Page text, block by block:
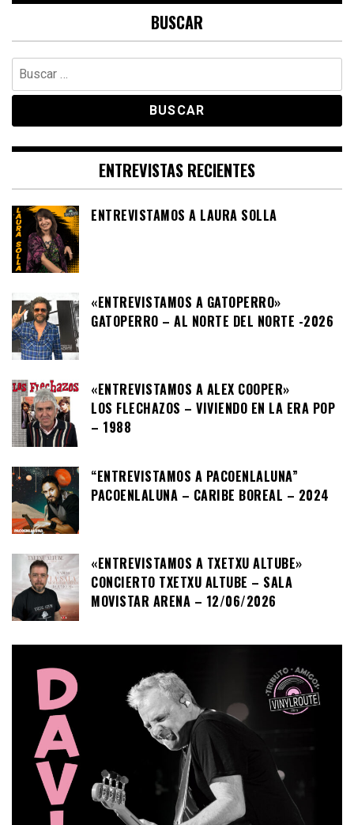
BUSCAR
Buscar:
ENTREVISTAS RECIENTES
ENTREVISTAMOS A LAURA SOLLA
«ENTREVISTAMOS A GATOPERRO»
GATOPERRO – AL NORTE DEL NORTE -2026
«ENTREVISTAMOS A ALEX COOPER»
LOS FLECHAZOS – VIVIENDO EN LA ERA POP
– 1988
“ENTREVISTAMOS A PACOENLALUNA”
PACOENLALUNA – CARIBE BOREAL – 2024
«ENTREVISTAMOS A TXETXU ALTUBE»
CONCIERTO TXETXU ALTUBE – SALA
MOVISTAR ARENA – 12/06/2026